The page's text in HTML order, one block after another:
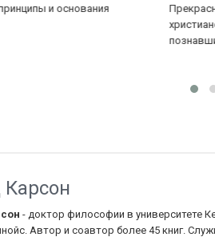
Прекрасная книга
христианства! Таким
познавшие Его Любовь!
- доктор философии в университете
Автор и соавтор более 45 книг.